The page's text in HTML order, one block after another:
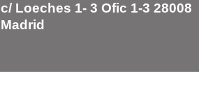
c/ Loeches 1- 3 Ofic 1-3 28008
Madrid